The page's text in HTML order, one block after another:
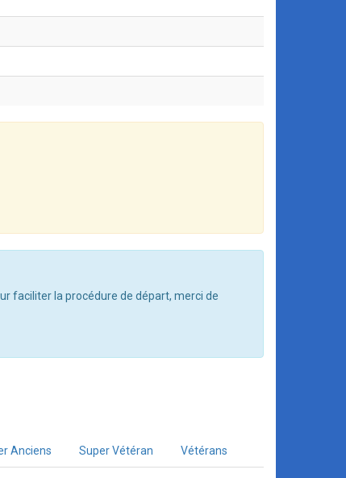
faciliter la procédure de départ, merci de
Anciens Super Vétéran Vétérans